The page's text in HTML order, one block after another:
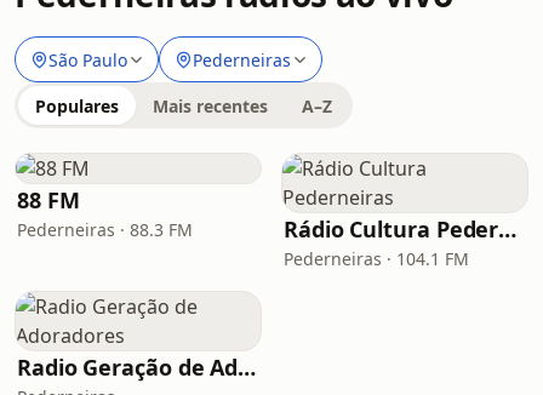
São Paulo Pederneiras
Populares Mais recentes A–Z
88 FM
Pederneiras · 88.3 FM Rádio Cultura Pederneiras
Pederneiras · 104.1 FM
Radio Geração de Adoradores